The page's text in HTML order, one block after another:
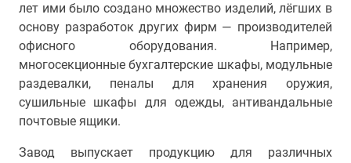
лет ими было создано множество изделий, лёгших в
основу разработок других фирм — производителей
офисного оборудования. Например,
многосекционные бухгалтерские шкафы, модульные
раздевалки, пеналы для хранения оружия,
сушильные шкафы для одежды, антивандальные
почтовые ящики.
Завод выпускает продукцию для различных